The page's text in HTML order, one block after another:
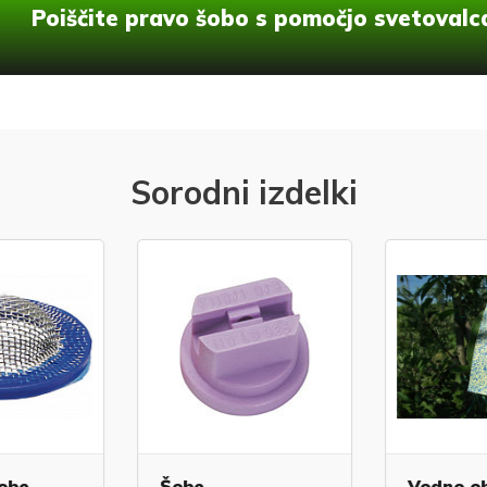
Poiščite pravo šobo s pomočjo
Sorodni izdelki